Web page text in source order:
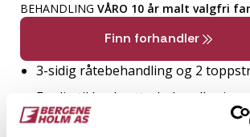
BEHANDLING VÅRO 10 år malt valgfri
Finn forhandler
3-sidig råtebehandling og 2
Ferdig til bruk, etterbehandles
Norskprodusert og kortreist